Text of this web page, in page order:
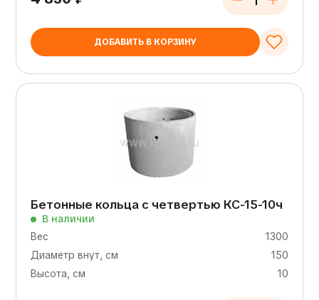
ДОБАВИТЬ В КОРЗИНУ
Бетонные кольца с четвертью КС-15-10ч
В наличии
Вес
1300
Диаметр внут, см
150
Высота, см
10